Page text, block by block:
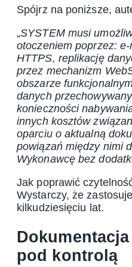
Spójrz na poniższe,
„SYSTEM musi
otoczeniem poprzez:
HTTPS, replikację
przez mechanizm
obszarze
danych
konieczności
innych kosztów
oparciu o aktualną
powiązań między nimi
Wykonawcę bez
Jak poprawić
Wystarczy, że
kilkudziesięciu lat.
pod kontrolą